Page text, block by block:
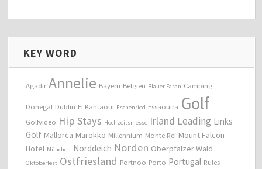
KEY WORD
Agadir Annelie Bayern Belgien Blauer Fasan Camping
Donegal Dublin El Kantaoui Eschenried Essaouira Golf
Golfvideo Hip Stays Hochzeitsmesse Irland Leading Links
Golf Mallorca Marokko Millennium Monte Rei Mount Falcon
Hotel München Norddeich Norden Oberpfälzer Wald
Oktoberfest Ostfriesland Portnoo Porto Portugal Rules